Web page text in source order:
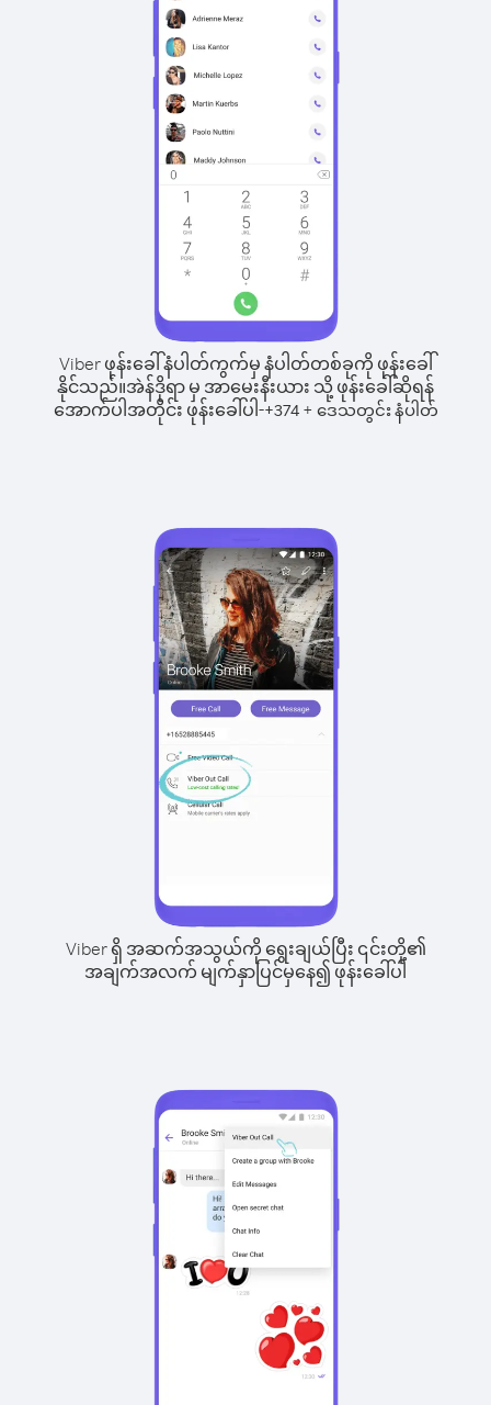
Viber ဖုန်းခေါ်နံပါတ်ကွက်မှ နံပါတ်တစ်ခုကို ဖုန်းခေါ်
နိုင်သည်။အဲန်ဒိုရာ မှ အာမေးနီးယား သို့ ဖုန်းခေါ်ဆိုရန်
အောက်ပါအတိုင်း ဖုန်းခေါ်ပါ-+374+ ဒေသတွင်း နံပါတ်
Viber ရှိ အဆက်အသွယ်ကို ရွေးချယ်ပြီး ၎င်းတို့၏
အချက်အလက် မျက်နှာပြင်မှနေ၍ ဖုန်းခေါ်ပါ